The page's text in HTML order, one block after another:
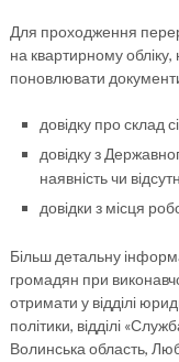
Для проходження
на квартирному обліку,
поновлювати
довідку про склад
довідку з
наявність чи
довідки з місця
Більш детальну
громадян при
отримати у відділі
політики, відділі
Волинська область,